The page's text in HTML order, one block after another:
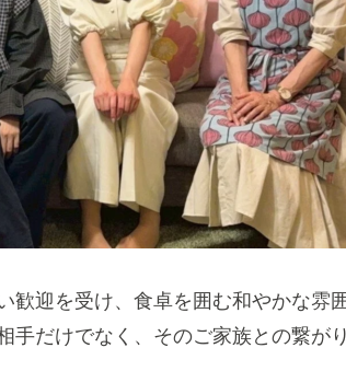
歓迎を受け、食卓を囲む和やかな雰
手だけでなく、そのご家族との繋が